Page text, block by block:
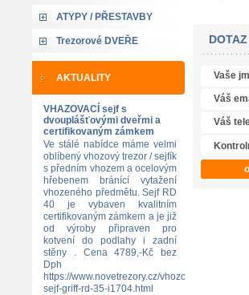
ATYPY / PŘESTAVBY
Trezorové DVEŘE
AKTUALITY
VHAZOVACÍ sejf s
dvouplášťovými dveřmi a
certifikovaným zámkem
Ve stálé nabídce máme velmi
oblíbený vhozový trezor / sejfík
s předním vhozem a ocelovým
hřebenem bránící vytažení
vhozeného předmětu. Sejf RD
40 je vybaven kvalitním
certifikovaným zámkem a je již
od výroby připraven pro
kotvení do podlahy i zadní
stěny . Cena 4789,-Kč bez
Dph
https://www.novetrezory.cz/vhozovy-
sejf-griff-rd-35-i1704.html
DOTAZ